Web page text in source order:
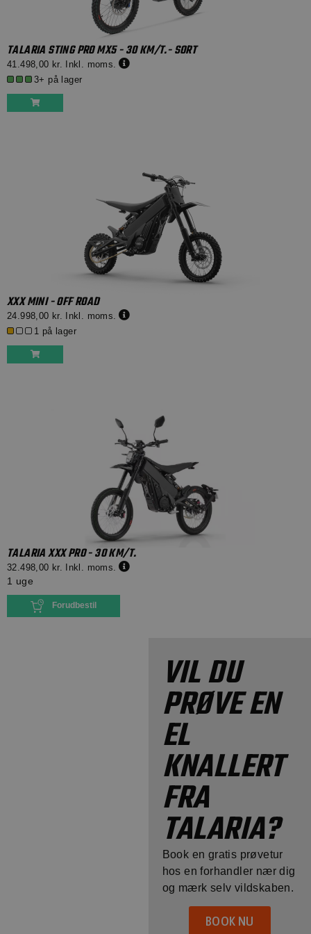
TALARIA STING PRO MX5 - 30 KM/T.- SORT
41.498,00 kr.
Inkl. moms.
3+ på lager
XXX MINI - OFF ROAD
24.998,00 kr.
Inkl. moms.
1 på lager
TALARIA XXX PRO - 30 KM/T.
32.498,00 kr.
Inkl. moms.
1 uge
Forudbestil
VIL DU
PRØVE EN
EL
KNALLERT
FRA
TALARIA?
Book en gratis prøvetur
hos en forhandler nær dig
og mærk selv vildskaben.
BOOK NU